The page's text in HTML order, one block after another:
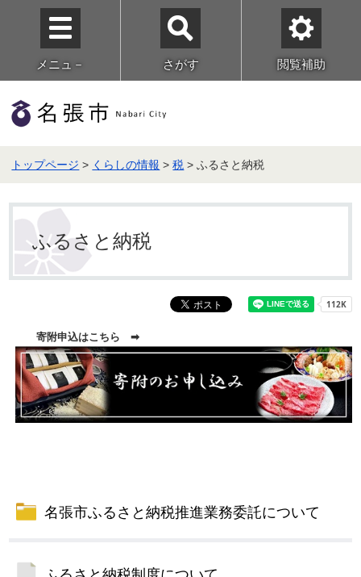
メニュ－ さがす 閲覧補助
トップページ > くらしの情報 >税 > ふるさと納税
ふるさと納税
寄附申込はこちら ➡
名張市ふるさと納税推進業務委託について